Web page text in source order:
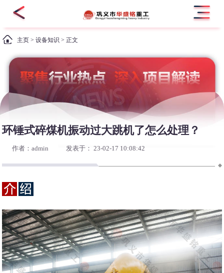
主页 >设备知识 > 正文
环锤式碎煤机振动过大跳机了怎么处理？
作者：admin 发表于： 23-02-17 10:08:42